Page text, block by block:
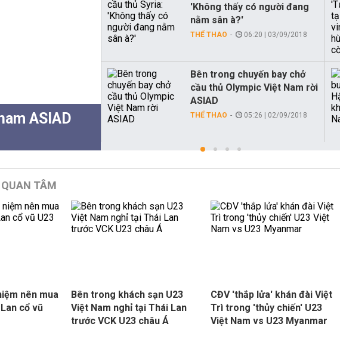
ASIAD
'Không thấy có người đang
nằm sân à?'
THỂ THAO 06:20 | 03/09/2018
Bên trong chuyến bay chở
cầu thủ Olympic Việt Nam rời
ASIAD
THỂ THAO 05:26 | 02/09/2018
TÂM
nên mua
cổ vũ
Bên trong khách sạn U23
Việt Nam nghỉ tại Thái Lan
trước VCK U23 châu Á
CĐV 'thắp lửa' khán đài Việt
Trì trong 'thủy chiến' U23
Việt Nam vs U23 Myanmar